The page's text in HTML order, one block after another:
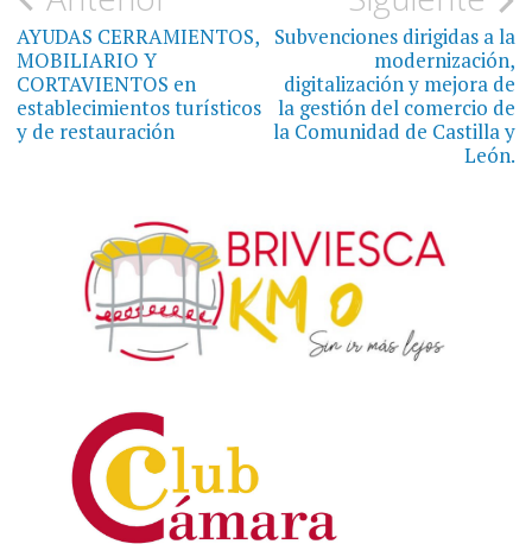
de
entradas
AYUDAS CERRAMIENTOS,
MOBILIARIO Y
CORTAVIENTOS en
establecimientos turísticos
y de restauración
Subvenciones dirigidas a la
modernización,
digitalización y mejora de
la gestión del comercio de
la Comunidad de Castilla y
León.